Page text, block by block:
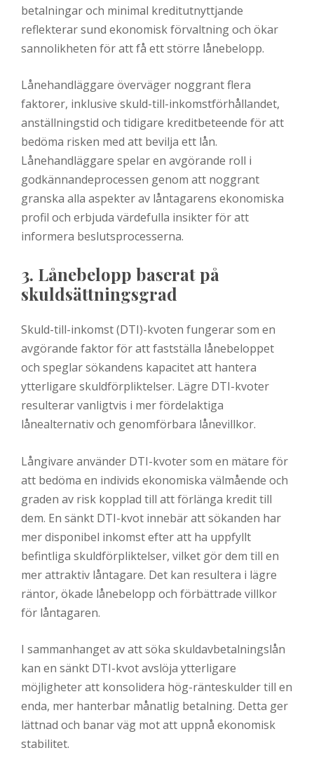
betalningar och minimal kreditutnyttjande
reflekterar sund ekonomisk förvaltning och ökar
sannolikheten för att få ett större lånebelopp.
Lånehandläggare överväger noggrant flera
faktorer, inklusive skuld-till-inkomstförhållandet,
anställningstid och tidigare kreditbeteende för att
bedöma risken med att bevilja ett lån.
Lånehandläggare spelar en avgörande roll i
godkännandeprocessen genom att noggrant
granska alla aspekter av låntagarens ekonomiska
profil och erbjuda värdefulla insikter för att
informera beslutsprocesserna.
3. Lånebelopp baserat på
skuldsättningsgrad
Skuld-till-inkomst (DTI)-kvoten fungerar som en
avgörande faktor för att fastställa lånebeloppet
och speglar sökandens kapacitet att hantera
ytterligare skuldförpliktelser. Lägre DTI-kvoter
resulterar vanligtvis i mer fördelaktiga
lånealternativ och genomförbara lånevillkor.
Långivare använder DTI-kvoter som en mätare för
att bedöma en individs ekonomiska välmående och
graden av risk kopplad till att förlänga kredit till
dem. En sänkt DTI-kvot innebär att sökanden har
mer disponibel inkomst efter att ha uppfyllt
befintliga skuldförpliktelser, vilket gör dem till en
mer attraktiv låntagare. Det kan resultera i lägre
räntor, ökade lånebelopp och förbättrade villkor
för låntagaren.
I sammanhanget av att söka skuldavbetalningslån
kan en sänkt DTI-kvot avslöja ytterligare
möjligheter att konsolidera hög-ränteskulder till en
enda, mer hanterbar månatlig betalning. Detta ger
lättnad och banar väg mot att uppnå ekonomisk
stabilitet.